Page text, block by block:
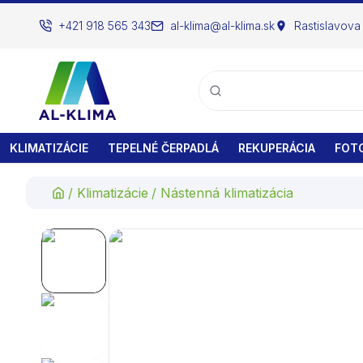
+421 918 565 343 al-klima@al-klima.sk Rastislavova
KLIMATIZÁCIE TEPELNÉ ČERPADLÁ REKUPERÁCIA
/ Klimatizácie / Nástenná klimatizácia